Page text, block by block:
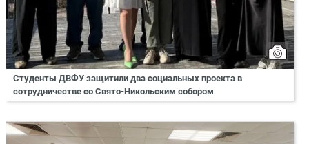
Студенты ДВФУ защитили два социальных проекта в
сотрудничестве со Свято-Никольским собором